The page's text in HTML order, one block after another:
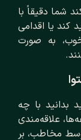
شما دقیقاً با
کند یا اقدامی
به صورت
با چه
علاقه‌مندی
مخاطب، بر